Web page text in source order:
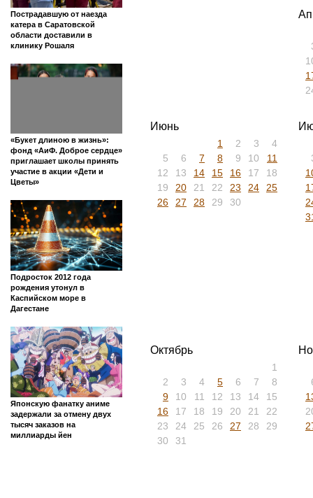
Пострадавшую от наезда
катера в Саратовской
области доставили в
клинику Рошаля
«Букет длиною в жизнь»:
фонд «АиФ. Доброе сердце»
приглашает школы принять
участие в акции «Дети и
Цветы»
Подросток 2012 года
рождения утонул в
Каспийском море в
Дагестане
Японскую фанатку аниме
задержали за отмену двух
тысяч заказов на
миллиарды йен
Июнь
1 2 3
4
5
6 7 8 9 10
11
12
13 14 15 16 17
18
19
20 21 22 23 24
25
26
27 28 29 30
Октябрь
1
2
3 4 5 6 7
8
9
10 11 12 13 14
15
16
17 18 19 20 21
22
23
24 25 26 27 28
29
30
31